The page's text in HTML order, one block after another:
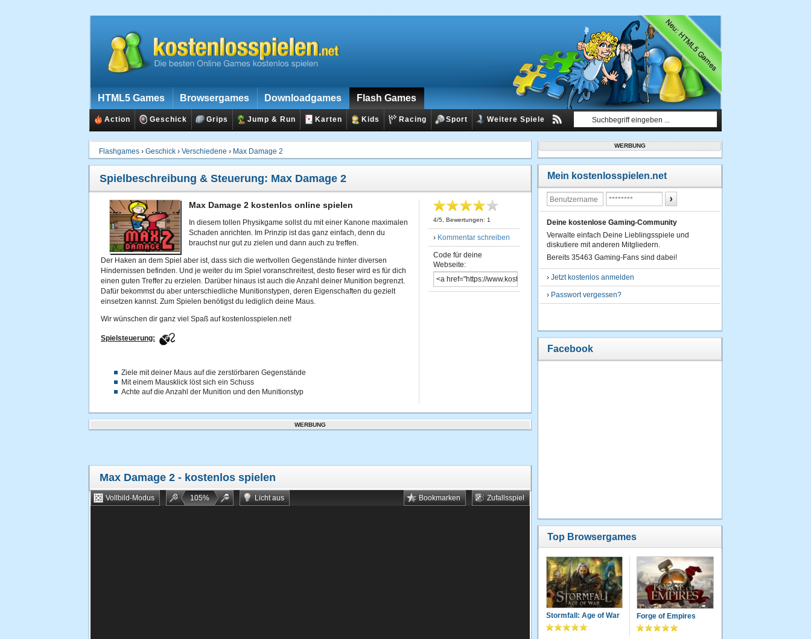
HTML5 Games Browsergames Downloadgames Flash Games
Action Geschick Grips Jump & Run Karten Kids Racing Sport Weitere Spiele
Flashgames › Geschick › Verschiedene › Max Damage 2
Spielbeschreibung & Steuerung: Max Damage 2
Max Damage 2 kostenlos online spielen
In diesem tollen Physikgame sollst du mit einer Kanone maximalen
Schaden anrichten. Im Prinzip ist das ganz einfach, denn du
brauchst nur gut zu zielen und dann auch zu treffen.
Der Haken an dem Spiel aber ist, dass sich die wertvollen Gegenstände hinter diversen
Hindernissen befinden. Und je weiter du im Spiel voranschreitest, desto fieser wird es für dich
einen guten Treffer zu erzielen. Darüber hinaus ist auch die Anzahl deiner Munition begrenzt.
Dafür bekommst du aber unterschiedliche Munitionstypen, deren Eigenschaften du gezielt
einsetzen kannst. Zum Spielen benötigst du lediglich deine Maus.
Wir wünschen dir ganz viel Spaß auf kostenlosspielen.net!
Spielsteuerung:
Ziele mit deiner Maus auf die zerstörbaren Gegenstände
Mit einem Mausklick löst sich ein Schuss
Achte auf die Anzahl der Munition und den Munitionstyp
4/5 , Bewertungen: 1
› Kommentar schreiben
Code für deine
Webseite:
WERBUNG
Max Damage 2 - kostenlos spielen
Vollbild-Modus 105% Licht aus Zufallsspiel
Bookmarken
WERBUNG
Mein kostenlosspielen.net
Deine kostenlose Gaming-Community
Verwalte einfach Deine Lieblingsspiele und
diskutiere mit anderen Mitgliedern.
Bereits 35463 Gaming-Fans sind dabei!
› Jetzt kostenlos anmelden
› Passwort vergessen?
Facebook
Top Browsergames
Stormfall: Age of War Forge of Empires